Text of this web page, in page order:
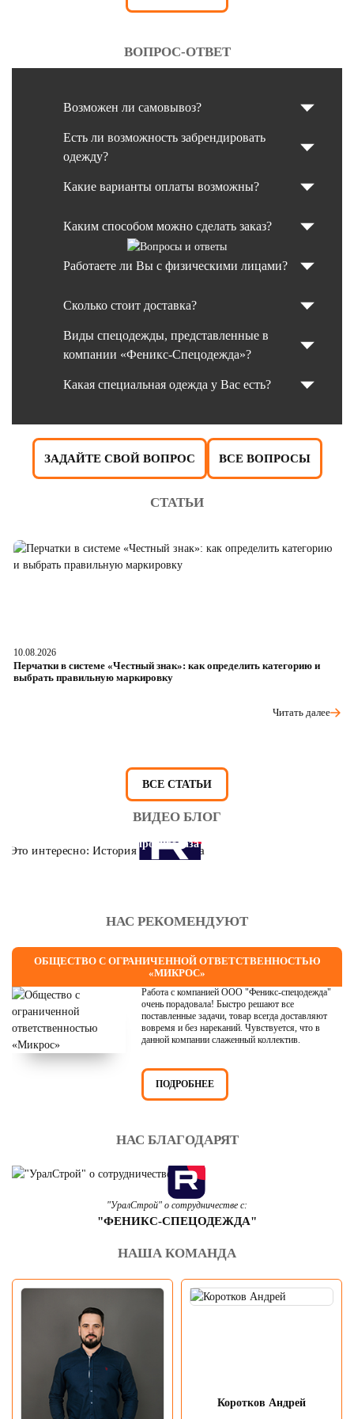
ВОПРОС-ОТВЕТ
Возможен ли самовывоз?
Есть ли возможность забрендировать
одежду?
Какие варианты оплаты возможны?
Каким способом можно сделать заказ?
Работаете ли Вы с физическими лицами?
Сколько стоит доставка?
Виды спецодежды, представленные в
компании «Феникс-Спецодежда»?
Какая специальная одежда у Вас есть?
ЗАДАЙТЕ СВОЙ ВОПРОС ВСЕ ВОПРОСЫ
СТАТЬИ
10.08.2026
Перчатки в системе «Честный знак»: как определить категорию и
выбрать правильную маркировку
Читать далее
ВСЕ СТАТЬИ
ВИДЕО БЛОГ
Это интересно: История противогаза
НАС РЕКОМЕНДУЮТ
ОБЩЕСТВО С ОГРАНИЧЕННОЙ ОТВЕТСТВЕННОСТЬЮ
«МИКРОС»
Работа с компанией ООО "Феникс-спецодежда"
очень порадовала! Быстро решают все
поставленные задачи, товар всегда доставляют
вовремя и без нареканий. Чувствуется, что в
данной компании слаженный коллектив.
ПОДРОБНЕЕ
НАС БЛАГОДАРЯТ
"УралСтрой" о сотрудничестве с:
"ФЕНИКС-СПЕЦОДЕЖДА"
НАША КОМАНДА
Коротков Андрей